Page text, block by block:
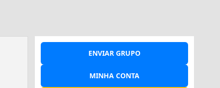
ENVIAR GRUPO
MINHA CONTA